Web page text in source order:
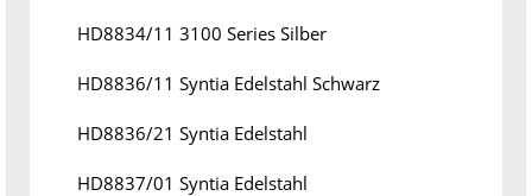
HD8834/11 3100 Series Silber
HD8836/11 Syntia Edelstahl Schwarz
HD8836/21 Syntia Edelstahl
HD8837/01 Syntia Edelstahl